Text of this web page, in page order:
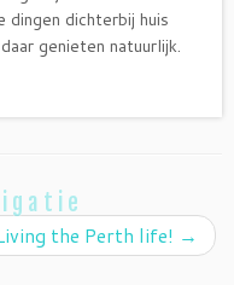
dingen dichterbij huis
genieten natuurlijk.
the Perth life! →